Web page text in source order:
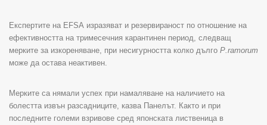
Експертите на EFSA изразяват и резервираност по отношение на
ефективността на тримесечния карантинен период, следващ
мерките за изкореняване, при несигурността колко дълго P ramorum
може да остава неактивен.
Мерките са нямали успех при намаляване на наличието на
болестта извън разсадниците, казва Панелът. Както и при
последните големи взривове сред японската лиственица в